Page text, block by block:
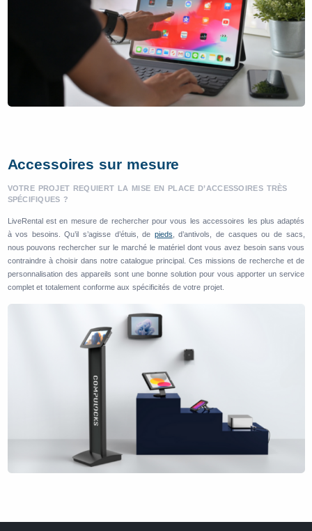
Accessoires sur mesure
VOTRE PROJET REQUIERT LA MISE EN PLACE D’ACCESSOIRES TRÈS
SPÉCIFIQUES ?
LiveRental est en mesure de rechercher pour vous les accessoires les plus adaptés
à vos besoins. Qu’il s’agisse d’étuis, de pieds , d’antivols, de casques ou de sacs,
nous pouvons rechercher sur le marché le matériel dont vous avez besoin sans vous
contraindre à choisir dans notre catalogue principal. Ces missions de recherche et de
personnalisation des appareils sont une bonne solution pour vous apporter un service
complet et totalement conforme aux spécificités de votre projet.